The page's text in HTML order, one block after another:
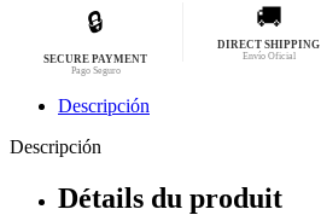
🔒
SECURE PAYMENT
Pago Seguro
🚚
DIRECT SHIPPING
Envío Oficial
Descripción
Descripción
Détails du produit